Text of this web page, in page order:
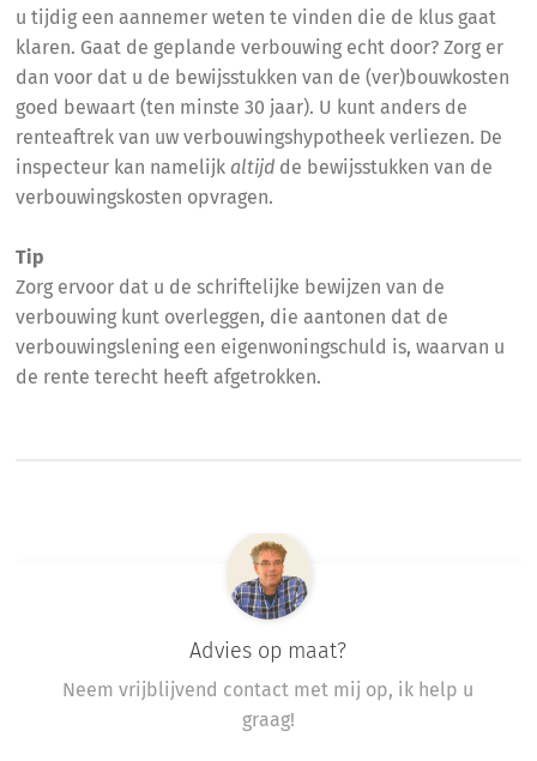
u tijdig een aannemer weten te vinden die de klus gaat
klaren. Gaat de geplande verbouwing echt door? Zorg er
dan voor dat u de bewijsstukken van de (ver)bouwkosten
goed bewaart (ten minste 30 jaar). U kunt anders de
renteaftrek van uw verbouwingshypotheek verliezen. De
inspecteur kan namelijkaltijd de bewijsstukken van de
verbouwingskosten opvragen.
Tip
Zorg ervoor dat u de schriftelijke bewijzen van de
verbouwing kunt overleggen, die aantonen dat de
verbouwingslening een eigenwoningschuld is, waarvan u
de rente terecht heeft afgetrokken.
Advies op maat?
Neem vrijblijvend contact met mij op, ik help u
graag!